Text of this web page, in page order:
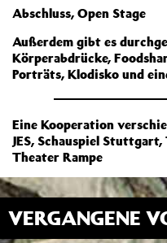
Abschluss, Open Stage
Außerdem gibt es
Körperabdrücke,
Porträts, Klodisko und
Eine Kooperation
JES, Schauspiel
Theater Rampe
VERGANGENE